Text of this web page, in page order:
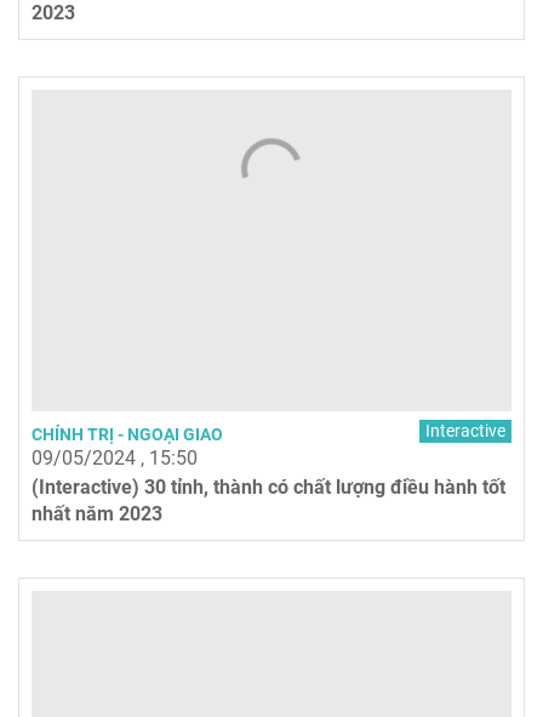
2023
CHÍNH TRỊ - NGOẠI GIAO Interactive
09/05/2024 , 15:50
(Interactive) 30 tỉnh, thành có chất lượng điều hành tốt
nhất năm 2023